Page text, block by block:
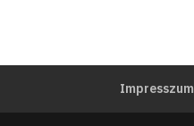
Impresszum